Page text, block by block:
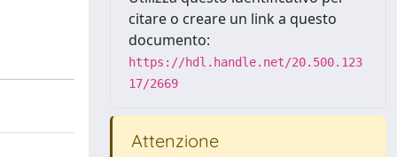
citare o creare un link a questo
documento:
https://hdl.handle.net/20.500.123
17/2669
Attenzione